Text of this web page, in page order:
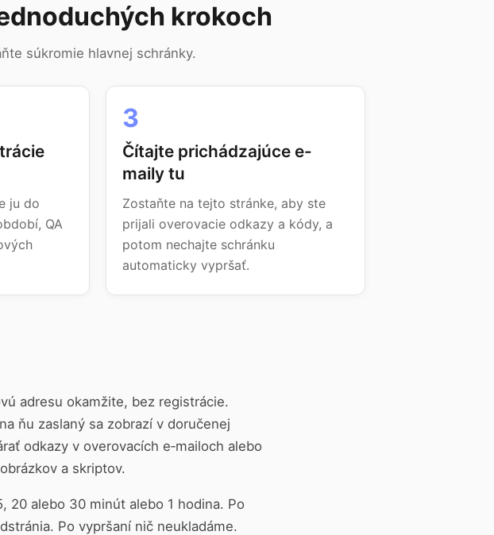
krokoch
súkromie hlavnej schránky.
ju do
QA
3
Čítajte prichádzajúce e-
maily tu
Zostaňte na tejto stránke, aby ste
prijali overovacie odkazy a kódy, a
potom nechajte schránku
automaticky vypršať.
adresu okamžite, bez registrácie.
ňu zaslaný sa zobrazí v doručenej
odkazy v overovacích e‑mailoch alebo
a skriptov.
20 alebo 30 minút alebo 1 hodina. Po
Po vypršaní nič neukladáme.